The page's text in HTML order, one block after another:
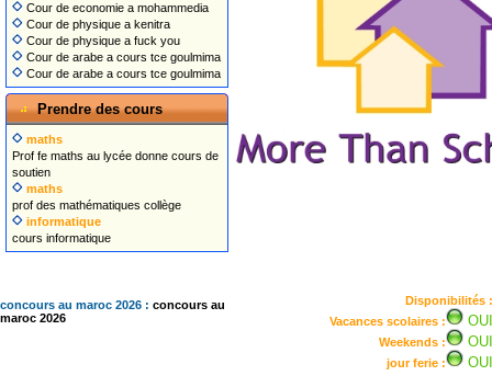
Cour de economie a mohammedia
Cour de physique a kenitra
Cour de physique a fuck you
Cour de arabe a cours tce goulmima
Cour de arabe a cours tce goulmima
Prendre des cours
maths
Prof fe maths au lycée donne cours de
soutien
maths
prof des mathématiques collège
informatique
cours informatique
concours au maroc 2026 : concours au
maroc 2026
Disponibilités :
Vacances scolaires :
OUI
Weekends : OUI
jour ferie : OUI